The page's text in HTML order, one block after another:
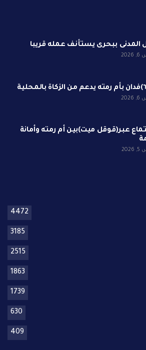
المدنى ببحرى يستأنف عمله قريبا
عبر(قوقل ميت)بين أم رمته وأمانة
4472
3185
2515
1863
1739
630
409